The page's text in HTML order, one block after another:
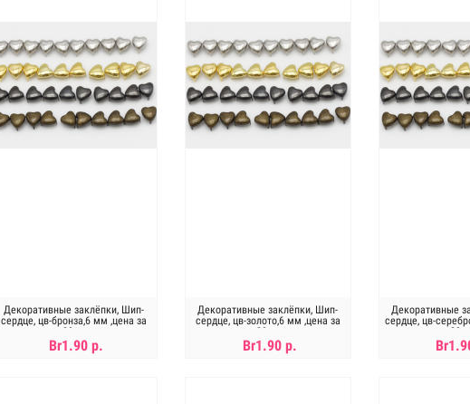
Декоративные заклёпки, Шип-
сердце, цв-бронза,6 мм ,цена за
20шт
Br1.90 р.
Декоративные заклёпки, Шип-
сердце, цв-золото,6 мм ,цена за
20шт
Br1.90 р.
Декоративные
сердце, цв-
20шт